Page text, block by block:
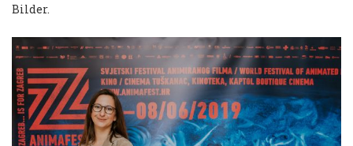
Bilder.